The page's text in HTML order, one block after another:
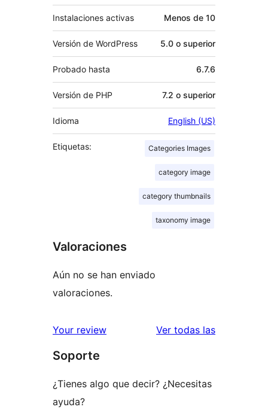
Instalaciones activas Menos de 10
Versión de WordPress 5.0 o superior
Probado hasta 6.7.6
Versión de PHP 7.2 o superior
Idioma English (US)
Etiquetas: Categories Images
category image
category thumbnails
taxonomy image
Valoraciones
Aún no se han enviado
valoraciones.
Your review Ver todas las
Soporte
¿Tienes algo que decir? ¿Necesitas
ayuda?